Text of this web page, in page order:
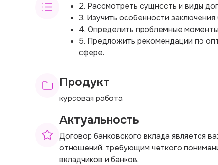
2. Рассмотреть сущность и виды
3. Изучить особенности
4. Определить проблемные
5. Предложить рекомендации по
сфере.
Продукт
курсовая работа
Актуальность
Договор банковского вклада является
отношений, требующим четкого
вкладчиков и банков.